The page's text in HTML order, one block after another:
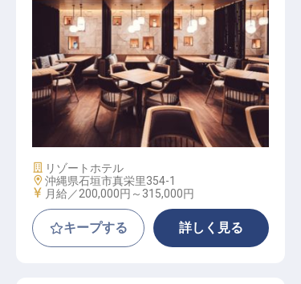
レストランサービス│年休120日／福
利厚生充実／内定までWEB完結可
施設業態
リゾートホテル
勤務地
沖縄県石垣市真栄里354-1
給与
月給／200,000円～ 315,000円
キープする 詳しく見る